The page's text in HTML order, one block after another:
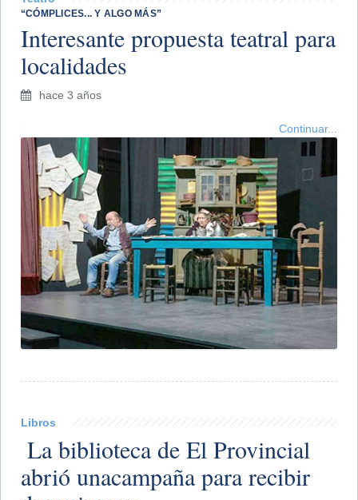
“CÓMPLICES... Y ALGO MÁS”
Interesante propuesta teatral para
localidades
hace 3 años
Continuar...
Libros
​ La biblioteca de El Provincial
abrió unacampaña para recibir